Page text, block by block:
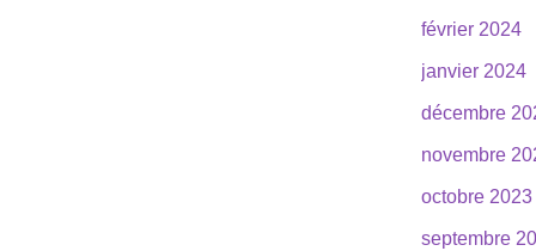
février 2024
janvier 2024
décembre
novembre
octobre 2023
septembre